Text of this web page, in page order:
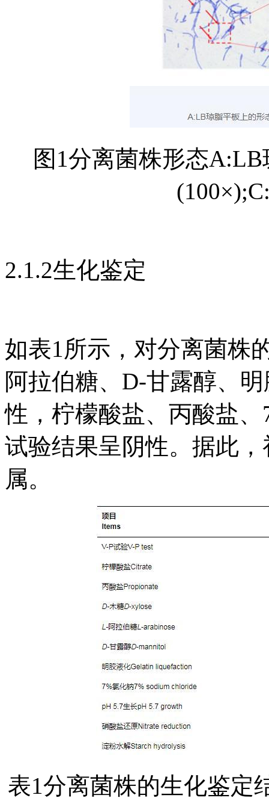
图1分离菌株形态
2.1.2生化鉴定
如表1所示，对分离菌株
阿拉伯糖、D-甘露醇、
性，柠檬酸盐、丙酸盐
试验结果呈阴性。据此
属。
表1分离菌株的生化鉴定